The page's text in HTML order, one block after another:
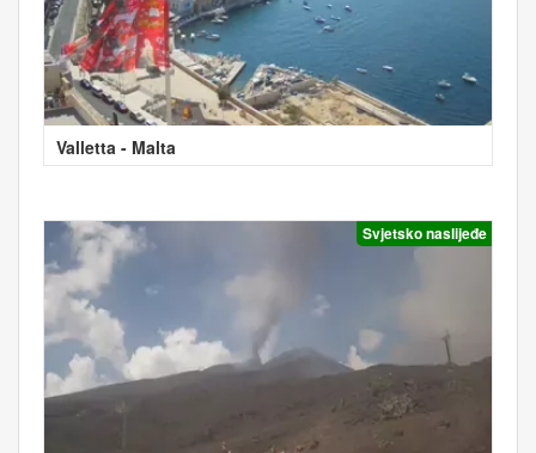
Valletta - Malta
Svjetsko naslijeđe